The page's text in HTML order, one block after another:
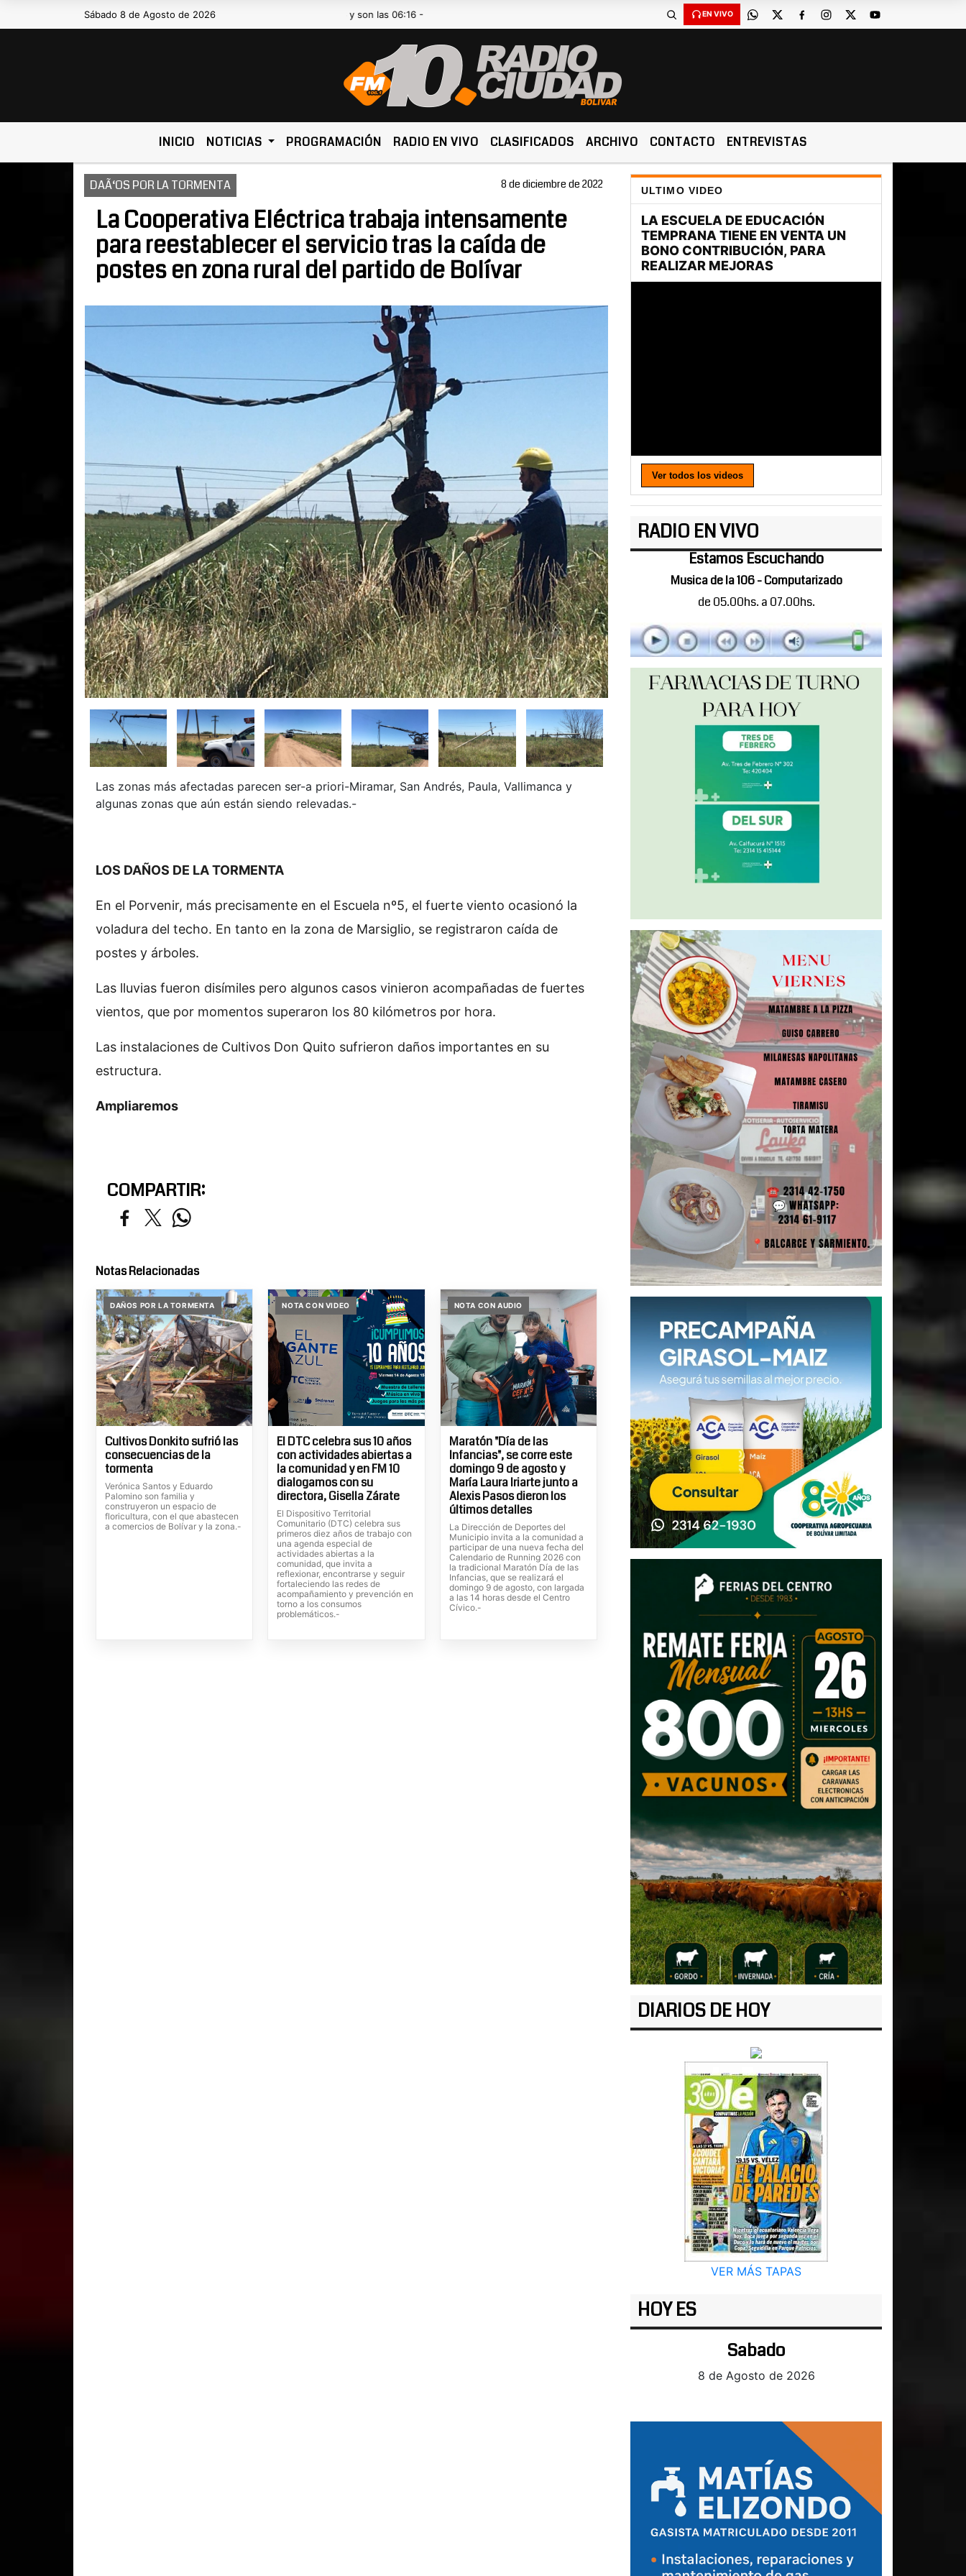
Sábado 8 de Agosto de 2026
Hoy es Sábado 8 de Agosto de 2026 y son las 06:16 - EN VIVO
INICIO NOTICIAS PROGRAMACIÓN RADIO EN VIVO CLASIFICADOS ARCHIVO CONTACTO ENTREVISTAS
DAÃ‘OS POR LA TORMENTA 8 de diciembre de 2022
La Cooperativa Eléctrica trabaja intensamente
para reestablecer el servicio tras la caída de
postes en zona rural del partido de Bolívar
Las zonas más afectadas parecen ser-a priori-Miramar, San Andrés, Paula, Vallimanca y
algunas zonas que aún están siendo relevadas.-
LOS DAÑOS DE LA TORMENTA
En el Porvenir, más precisamente en el Escuela nº5, el fuerte viento ocasionó la
voladura del techo. En tanto en la zona de Marsiglio, se registraron caída de
postes y árboles.
Las lluvias fueron disímiles pero algunos casos vinieron acompañadas de fuertes
vientos, que por momentos superaron los 80 kilómetros por hora.
Las instalaciones de Cultivos Don Quito sufrieron daños importantes en su
estructura.
Ampliaremos
COMPARTIR:
Notas Relacionadas
DAÑOS POR LA TORMENTA
Cultivos Donkito sufrió las
consecuencias de la
tormenta
Verónica Santos y Eduardo
Palomino son familia y
construyeron un espacio de
floricultura, con el que abastecen
a comercios de Bolívar y la zona.-
NOTA CON VIDEO
El DTC celebra sus 10 años
con actividades abiertas a
la comunidad y en FM 10
dialogamos con su
directora, Gisella Zárate
El Dispositivo Territorial
Comunitario (DTC) celebra sus
primeros diez años de trabajo con
una agenda especial de
actividades abiertas a la
comunidad, que invita a
reflexionar, encontrarse y seguir
fortaleciendo las redes de
acompañamiento y prevención en
torno a los consumos
problemáticos.-
NOTA CON AUDIO
Maratón "Día de las
Infancias", se corre este
domingo 9 de agosto y
María Laura Iriarte junto a
Alexis Pasos dieron los
últimos detalles
La Dirección de Deportes del
Municipio invita a la comunidad a
participar de una nueva fecha del
Calendario de Running 2026 con
la tradicional Maratón Día de las
Infancias, que se realizará el
domingo 9 de agosto, con largada
a las 14 horas desde el Centro
Cívico.-
ULTIMO VIDEO
Ver todos los videos
RADIO EN VIVO
Estamos Escuchando
Musica de la 106 - Computarizado
de 05.00hs. a 07.00hs.
DIARIOS DE HOY
VER MÁS TAPAS
HOY ES
Sabado
8 de Agosto de 2026